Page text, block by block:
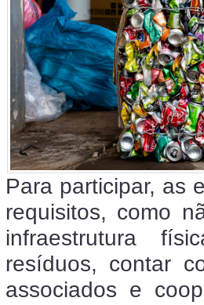
Para participar, as
requisitos, como
infraestrutura
resíduos, contar
associados e